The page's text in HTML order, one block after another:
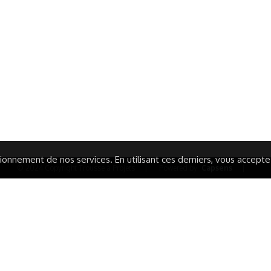
de nos services. En utilisant ces derniers, vous